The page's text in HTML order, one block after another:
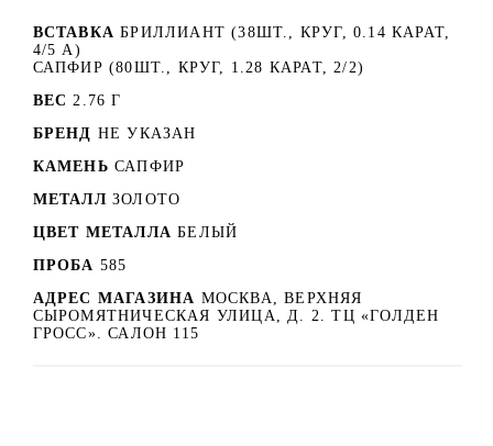
ВСТАВКА БРИЛЛИАНТ (38ШТ., КРУГ, 0.14 КАРАТ,
4/5 А)
САПФИР (80ШТ., КРУГ, 1.28 КАРАТ, 2/2)
ВЕС 2.76 Г
БРЕНД НЕ УКАЗАН
КАМЕНЬ САПФИР
МЕТАЛЛ ЗОЛОТО
ЦВЕТ МЕТАЛЛА БЕЛЫЙ
ПРОБА 585
АДРЕС МАГАЗИНА МОСКВА, ВЕРХНЯЯ
СЫРОМЯТНИЧЕСКАЯ УЛИЦА, Д. 2. ТЦ «ГОЛДЕН
ГРОСС». САЛОН 115